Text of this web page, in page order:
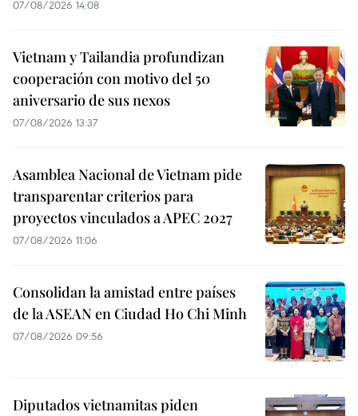
07/08/2026 14:08
Vietnam y Tailandia profundizan
cooperación con motivo del 50
aniversario de sus nexos
07/08/2026 13:37
Asamblea Nacional de Vietnam pide
transparentar criterios para
proyectos vinculados a APEC 2027
07/08/2026 11:06
Consolidan la amistad entre países
de la ASEAN en Ciudad Ho Chi Minh
07/08/2026 09:56
Diputados vietnamitas piden